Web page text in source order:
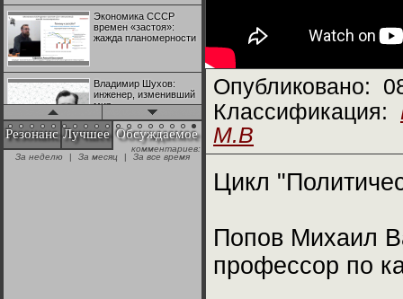
Экономика СССР
времен «застоя»:
жажда планомерности
Владимир Шухов:
инженер, изменивший
мир
"Аркадий Коц" на
эгалите-фесте "Не
Резонанс Лучшее Обсуждаемое
комментариев:
За неделю
| За месяц | За все время
Опубликовано:
Классификация:
М.В
Цикл
Попов Михаил
профессор по